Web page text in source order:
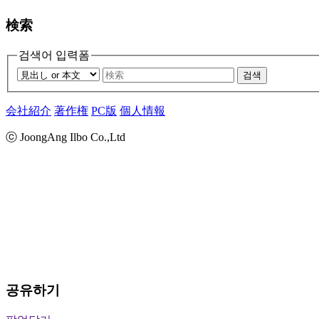
検索
검색어 입력폼
검색
会社紹介 著作権 PC版 個人情報
ⓒ JoongAng Ilbo Co.,Ltd
공유하기